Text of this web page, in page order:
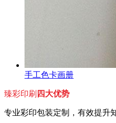
手工色卡画册
臻彩印刷 四大优势
专业彩印包装定制，有效提升